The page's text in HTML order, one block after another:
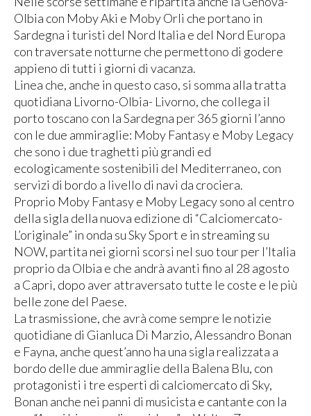
Olbia con Moby Aki e Moby Orli che portano in
Sardegna i turisti del Nord Italia e del Nord Europa
con traversate notturne che permettono di godere
appieno di tutti i giorni di vacanza.
Linea che, anche in questo caso, si somma alla tratta
quotidiana Livorno-Olbia- Livorno, che collega il
porto toscano con la Sardegna per 365 giorni l’anno
con le due ammiraglie: Moby Fantasy e Moby Legacy
che sono i due traghetti più grandi ed
ecologicamente sostenibili del Mediterraneo, con
servizi di bordo a livello di navi da crociera.
Proprio Moby Fantasy e Moby Legacy sono al centro
della sigla della nuova edizione di “Calciomercato-
L’originale” in onda su Sky Sport e in streaming su
NOW, partita nei giorni scorsi nel suo tour per l’Italia
proprio da Olbia e che andrà avanti fino al 28 agosto
a Capri, dopo aver attraversato tutte le coste e le più
belle zone del Paese.
La trasmissione, che avrà come sempre le notizie
quotidiane di Gianluca Di Marzio, Alessandro Bonan
e Fayna, anche quest’anno ha una sigla realizzata a
bordo delle due ammiraglie della Balena Blu, con
protagonisti i tre esperti di calciomercato di Sky,
Bonan anche nei panni di musicista e cantante con la